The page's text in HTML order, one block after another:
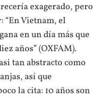
exagerado, pero
“En Vietnam, el
en un día más que
años” (OXFAM).
tan abstracto como
así que
la cita: 10 años son